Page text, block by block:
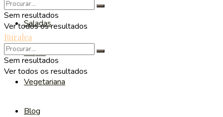
Saladas
Sopas
Vegetariana
Blog
Sem resultados
Ver todos os resultados
Ruralea
Sem resultados
Ver todos os resultados